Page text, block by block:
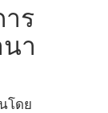
ร
า
โดย